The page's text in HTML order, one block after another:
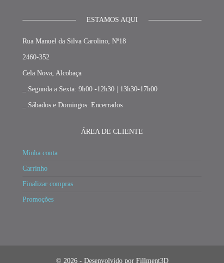
ESTAMOS AQUI
Rua Manuel da Silva Carolino, Nº18
2460-352
Cela Nova, Alcobaça
_ Segunda a Sexta: 9h00 -12h30 | 13h30-17h00
_ Sábados e Domingos: Encerrados
ÁREA DE CLIENTE
Minha conta
Carrinho
Finalizar compras
Promoções
© 2026 - Desenvolvido por Fillment3D